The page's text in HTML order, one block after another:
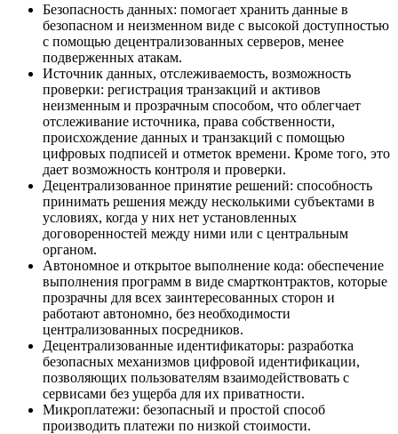
Безопасность данных: помогает хранить данные в
безопасном и неизменном виде с высокой доступностью
с помощью децентрализованных серверов, менее
подверженных атакам.
Источник данных, отслеживаемость, возможность
проверки: регистрация транзакций и активов
неизменным и прозрачным способом, что облегчает
отслеживание источника, права собственности,
происхождение данных и транзакций с помощью
цифровых подписей и отметок времени. Кроме того, это
дает возможность контроля и проверки.
Децентрализованное принятие решений: способность
принимать решения между несколькими субъектами в
условиях, когда у них нет установленных
договоренностей между ними или с центральным
органом.
Автономное и открытое выполнение кода: обеспечение
выполнения программ в виде смартконтрактов, которые
прозрачны для всех заинтересованных сторон и
работают автономно, без необходимости
централизованных посредников.
Децентрализованные идентификаторы: разработка
безопасных механизмов цифровой идентификации,
позволяющих пользователям взаимодействовать с
сервисами без ущерба для их приватности.
Микроплатежи: безопасный и простой способ
производить платежи по низкой стоимости.